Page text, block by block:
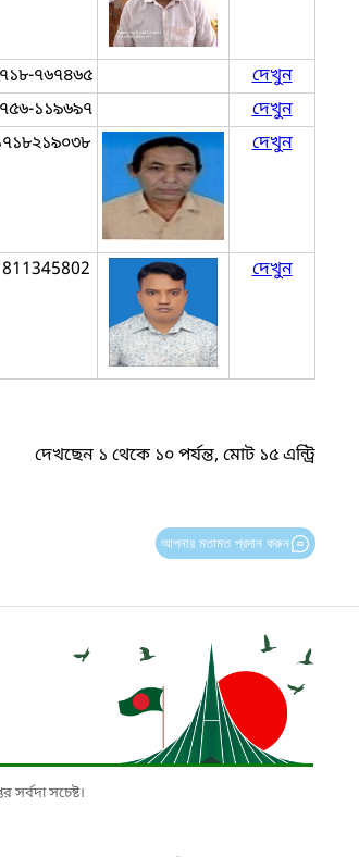
৭৬৭৪৬৫
দেখুন
১১৯৬৯৭
দেখুন
দেখুন
দেখুন
দেখছেন ১ থেকে ১০ পর্যন্ত, মোট ১৫ এন্ট্রি
আপনার মতামত প্রদান করুন
সর্বদা সচেষ্ট।